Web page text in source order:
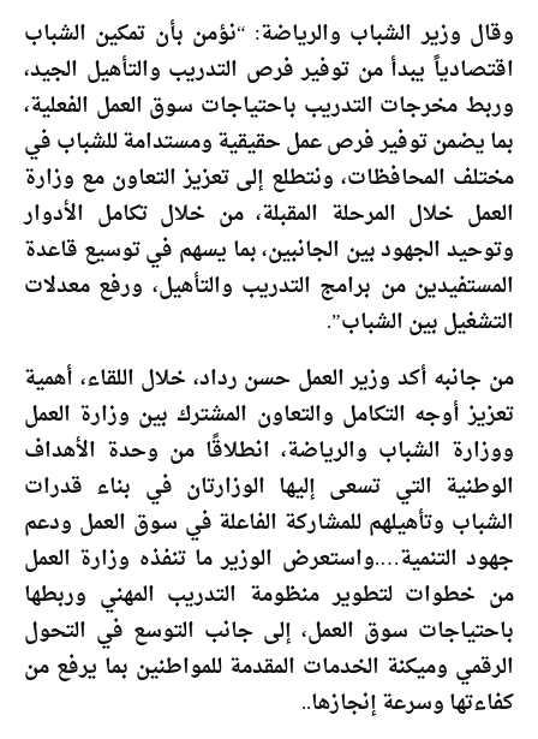
وقال وزير الشباب والرياضة: “نؤمن بأن تمكين الشباب
اقتصادياً يبدأ من توفير فرص التدريب والتأهيل الجيد،
وربط مخرجات التدريب باحتياجات سوق العمل الفعلية،
بما يضمن توفير فرص عمل حقيقية ومستدامة للشباب في
مختلف المحافظات، ونتطلع إلى تعزيز التعاون مع وزارة
العمل خلال المرحلة المقبلة، من خلال تكامل الأدوار
وتوحيد الجهود بين الجانبين، بما يسهم في توسيع قاعدة
المستفيدين من برامج التدريب والتأهيل، ورفع معدلات
التشغيل بين الشباب”.
من جانبه أكد وزير العمل حسن رداد، خلال اللقاء، أهمية
تعزيز أوجه التكامل والتعاون المشترك بين وزارة العمل
ووزارة الشباب والرياضة، انطلاقًا من وحدة الأهداف
الوطنية التي تسعى إليها الوزارتان في بناء قدرات
الشباب وتأهيلهم للمشاركة الفاعلة في سوق العمل ودعم
جهود التنمية….واستعرض الوزير ما تنفذه وزارة العمل
من خطوات لتطوير منظومة التدريب المهني وربطها
باحتياجات سوق العمل، إلى جانب التوسع في التحول
الرقمي وميكنة الخدمات المقدمة للمواطنين بما يرفع من
كفاءتها وسرعة إنجازها..